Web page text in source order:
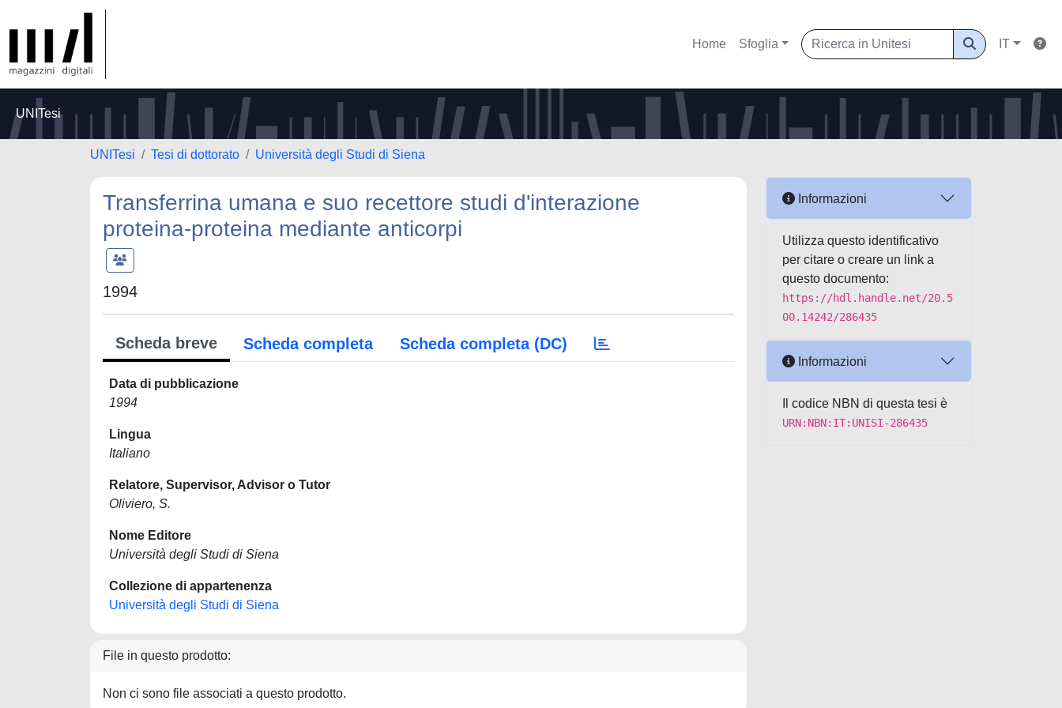
Home Sfoglia IT
UNITesi
UNITesi Tesi di dottorato Università degli Studi di Siena
Transferrina umana e suo recettore studi d'interazione
proteina-proteina mediante anticorpi
1994
Scheda breve Scheda completa Scheda completa (DC)
Data di pubblicazione
1994
Lingua
Italiano
Relatore, Supervisor, Advisor o Tutor
Oliviero, S.
Nome Editore
Università degli Studi di Siena
Collezione di appartenenza
Università degli Studi di Siena
File in questo prodotto:
Non ci sono file associati a questo prodotto.
Informazioni
Utilizza questo identificativo
per citare o creare un link a
questo documento:
https://hdl.handle.net/20.5
00.14242/286435
Informazioni
Il codice NBN di questa tesi è
URN:NBN:IT:UNISI-286435